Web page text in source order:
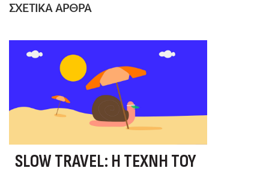
ΣΧΕΤΙΚΑ ΑΡΘΡΑ
SLOW TRAVEL: Η ΤΈΧΝΗ ΤΟΥ